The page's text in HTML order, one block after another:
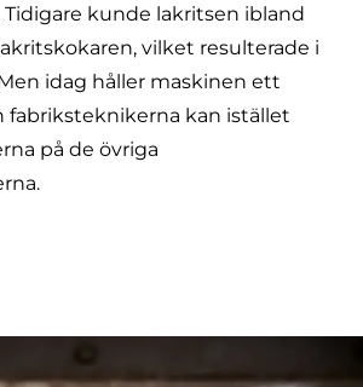
kunde lakritsen ibland
vilket resulterade i
idag håller maskinen ett
fabriksteknikerna kan istället
på de övriga